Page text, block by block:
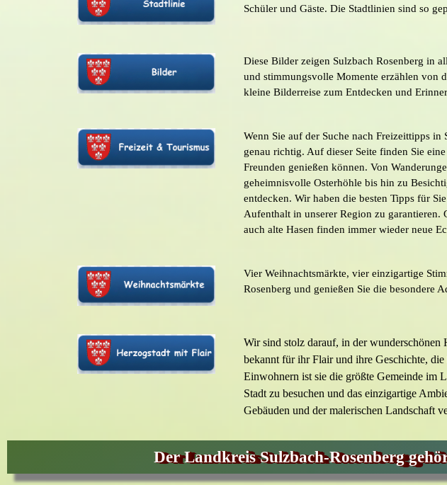
Schüler und Gäste. Die Stadtlinien sind so
Diese Bilder zeigen Sulzbach Rosenberg in
und stimmungsvolle Momente erzählen von
kleine Bilderreise zum Entdecken und
Wenn Sie auf der Suche nach Freizeittipps
genau richtig. Auf dieser Seite finden Sie
Freunden genießen können. Von
geheimnisvolle Osterhöhle bis hin zu
entdecken. Wir haben die besten Tipps für
Aufenthalt in unserer Region zu garantieren.
auch alte Hasen finden immer wieder neue
Vier Weihnachtsmärkte, vier einzigartige
Rosenberg und genießen Sie die besondere
Wir sind stolz darauf, in der wunderschönen
bekannt für ihr Flair und ihre Geschichte,
Einwohnern ist sie die größte Gemeinde im
Stadt zu besuchen und das einzigartige
Gebäuden und der malerischen Landschaft
Der Landkreis Sulzbach-Rosenberg